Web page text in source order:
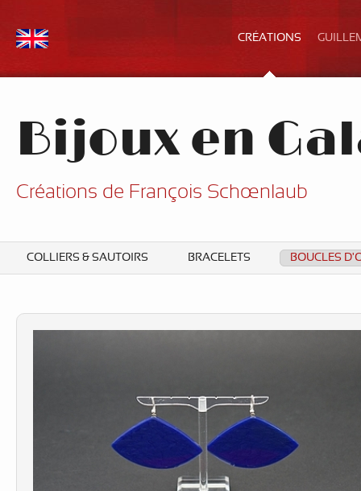
CRÉATIONS
Bijoux en
Créations de François Schœnlaub
COLLIERS & SAUTOIRS BRACELETS BOUCLES